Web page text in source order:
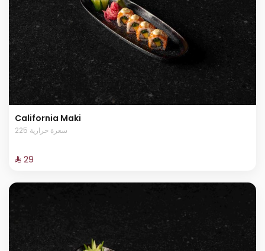
California Maki
225 سعرة حرارية
⁨⁦‪‬ 29⁩